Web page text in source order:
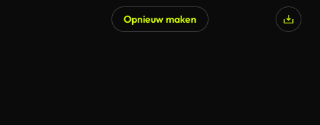
Opnieuw maken